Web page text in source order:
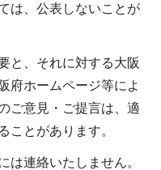
は、公表しないことが
と、それに対する大阪
府ホームページ等によ
ご意見・ご提言は、適
ことがあります。
は連絡いたしません。